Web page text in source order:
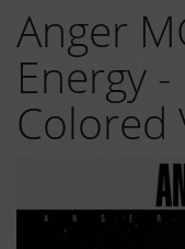
Anger
Energy
Colored